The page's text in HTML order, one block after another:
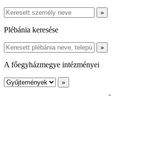
Plébánia keresése
A főegyházmegye intézményei